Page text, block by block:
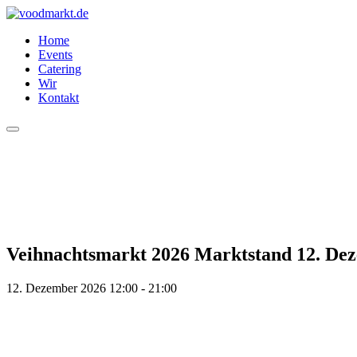
Zum
springenHome
Events
Catering
Wir
Kontakt
Veihnachtsmarkt 2026 Marktstand 12.
12. Dezember 2026 12:00 - 21:00